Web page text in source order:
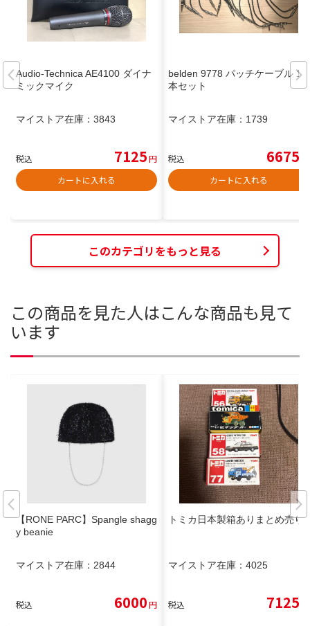
Audio-Technica AE4100 ダイナ
ミックマイク
マイストア在庫： 3843
税込 7125円
カートに入れる
belden 9778 パッチケーブル 16
本セット
マイストア在庫： 1739
税込 6675
カートに入れる
このカテゴリをもっと見る
この商品を見た人はこんな商品も見て
います
【RONE PARC】Spangle shagg
y beanie
マイストア在庫： 2844
税込 6000円
トミカ日本製箱ありまとめ売り
マイストア在庫： 4025
税込 7125